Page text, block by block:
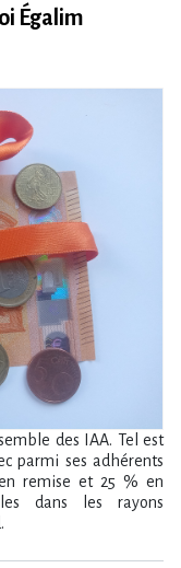
Égalim
des IAA. Tel est
parmi ses adhérents
remise et 25 % en
dans les rayons